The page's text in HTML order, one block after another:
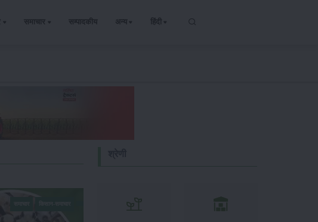
समाचार सम्पादकीय अन्य हिंदी